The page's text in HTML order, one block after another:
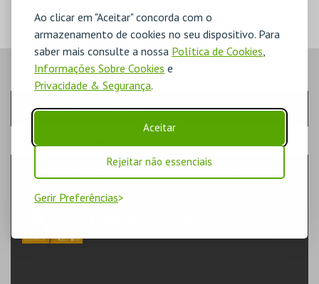
Ao clicar em "Aceitar" concorda com o
armazenamento de cookies no seu dispositivo. Para
saber mais consulte a nossa Política de Cookies,
Informações Sobre Cookies e
Privacidade & Segurança.
Aceitar
Rejeitar não essenciais
Gerir Preferências
PASSO- SESSÃO
Escolha a sessão pretendida
PASSO- EVENTO
PLANETÁRIO DO PORTO- O SOL, A NOSSA
ESTRELA
FORMAÇÃO & EDUCAÇÃO | EDUCAÇÃO